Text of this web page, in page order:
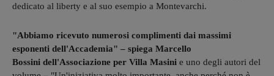
dedicato al liberty e al suo esempio a Montevarchi.
"Abbiamo ricevuto numerosi complimenti dai massimi
esponenti dell'Accademia" – spiega Marcello
Bossini dell'Associazione per Villa Masini e uno degli autori del